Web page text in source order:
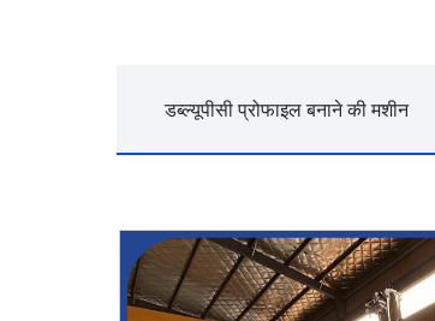
डब्ल्यूपीसी प्रोफाइल बनाने की मशीन